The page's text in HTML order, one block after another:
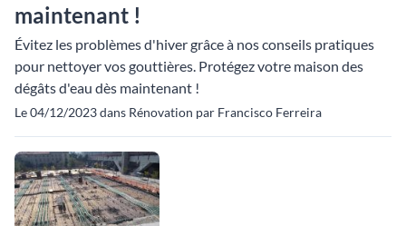
maintenant !
Évitez les problèmes d'hiver grâce à nos conseils pratiques
pour nettoyer vos gouttières. Protégez votre maison des
dégâts d'eau dès maintenant !
Le 04/12/2023 dans Rénovation par Francisco Ferreira